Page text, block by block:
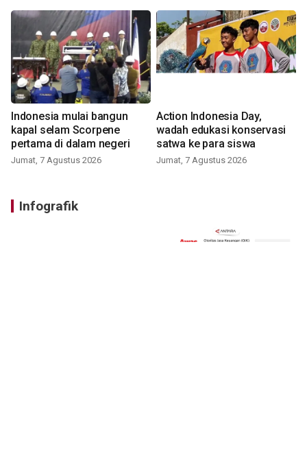
Indonesia mulai bangun
kapal selam Scorpene
pertama di dalam negeri
Jumat, 7 Agustus 2026
Action Indonesia Day,
wadah edukasi konservasi
satwa ke para siswa
Jumat, 7 Agustus 2026
Infografik